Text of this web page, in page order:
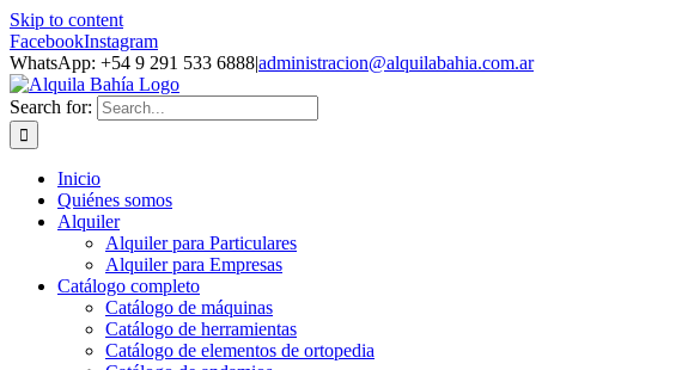
Skip to content
FacebookInstagram
WhatsApp: +54 9 291 533 6888|administracion@alquilabahia.com.ar
Search for:
Inicio
Quiénes somos
Alquiler
Alquiler para Particulares
Alquiler para Empresas
Catálogo completo
Catálogo de máquinas
Catálogo de herramientas
Catálogo de elementos de ortopedia